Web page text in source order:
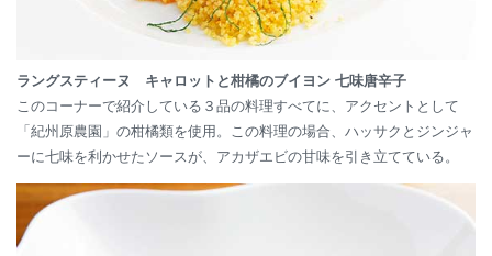
ラングスティーヌ キャロットと柑橘のブイヨン 七味唐辛子
このコーナーで紹介している３品の料理すべてに、アクセントとして
「紀州原農園」の柑橘類を使用。この料理の場合、ハッサクとジンジャ
ーに七味を利かせたソースが、アカザエビの甘味を引き立てている。